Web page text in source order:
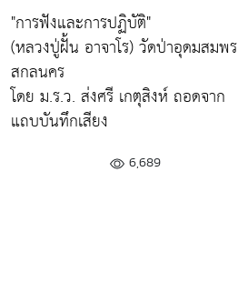
"การฟังและการปฏิบัติ"
(หลวงปู่ฝั้น อาจาโร) วัดป่าอุดมสมพร
สกลนคร
โดย ม.ร.ว. ส่งศรี เกตุสิงห์ ถอดจาก
แถบบันทึกเสียง
6,689